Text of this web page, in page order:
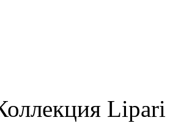
Lipari